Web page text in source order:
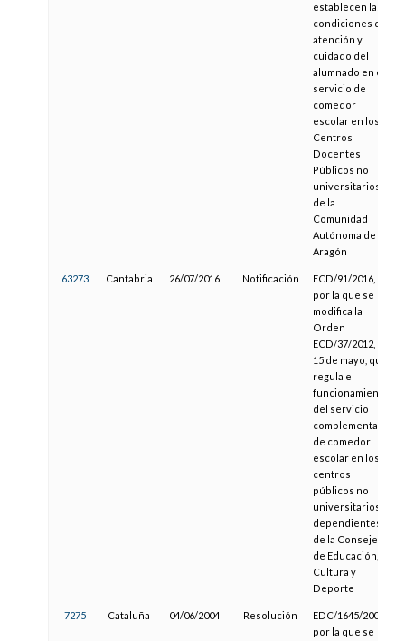
establecen las
condiciones de
atención y
cuidado del
alumnado en el
servicio de
comedor
escolar en los
Centros
Docentes
Públicos no
universitarios
de la
Comunidad
Autónoma de
Aragón
63273 Cantabria 26/07/2016 Notificación
ECD/91/2016,
por la que se
modifica la
Orden
ECD/37/2012, de
15 de mayo, que
regula el
funcionamiento
del servicio
complementario
de comedor
escolar en los
centros
públicos no
universitarios
dependientes
de la Consejería
de Educación,
Cultura y
Deporte
7275 Cataluña 04/06/2004 Resolución
EDC/1645/2004,
por la que se